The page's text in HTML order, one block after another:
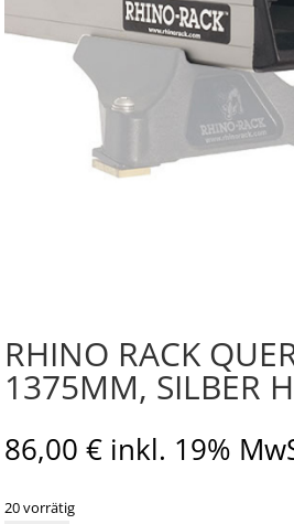
RHINO RACK
1375MM, SILBER
86,00 € inkl. 19%
20 vorrätig